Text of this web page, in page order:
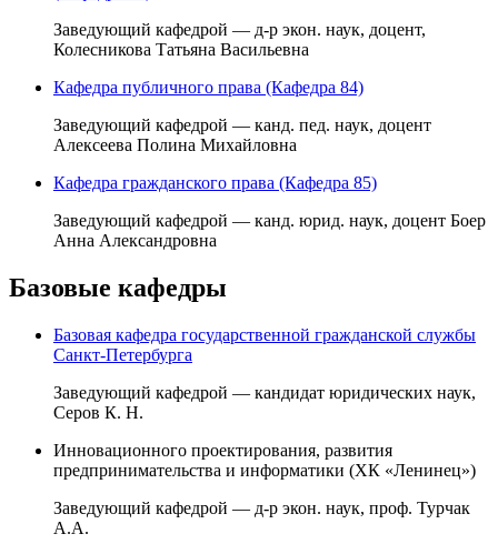
Заведующий кафедрой — д-р экон. наук, доцент,
Колесникова Татьяна Васильевна
Кафедра публичного права (Кафедра 84)
Заведующий кафедрой — канд. пед. наук, доцент
Алексеева Полина Михайловна
Кафедра гражданского права (Кафедра 85)
Заведующий кафедрой — канд. юрид. наук, доцент Боер
Анна Александровна
Базовые кафедры
Базовая кафедра государственной гражданской службы
Санкт-Петербурга
Заведующий кафедрой — кандидат юридических наук,
Серов К. Н.
Инновационного проектирования, развития
предпринимательства и информатики (ХК «Ленинец»)
Заведующий кафедрой — д-р экон. наук, проф. Турчак
А.А.